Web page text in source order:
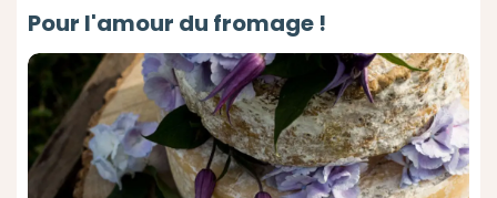
Pour l'amour du fromage !